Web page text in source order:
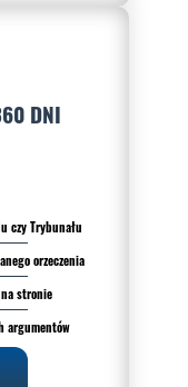
DNI
czy Trybunału
orzeczenia
stronie
argumentów